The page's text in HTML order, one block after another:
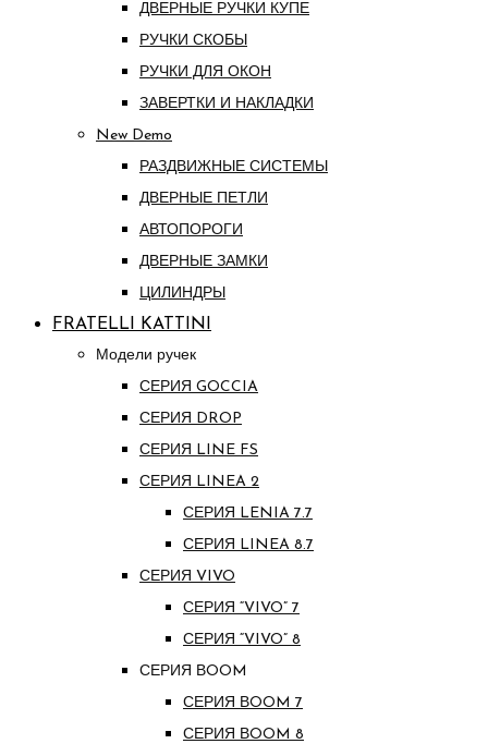
ДВЕРНЫЕ РУЧКИ КУПЕ
РУЧКИ СКОБЫ
РУЧКИ ДЛЯ ОКОН
ЗАВЕРТКИ И НАКЛАДКИ
New Demo
РАЗДВИЖНЫЕ СИСТЕМЫ
ДВЕРНЫЕ ПЕТЛИ
АВТОПОРОГИ
ДВЕРНЫЕ ЗАМКИ
ЦИЛИНДРЫ
FRATELLI KATTINI
Модели ручек
СЕРИЯ GOCCIA
СЕРИЯ DROP
СЕРИЯ LINE FS
СЕРИЯ LINEA 2
СЕРИЯ LENIA 7.7
СЕРИЯ LINEA 8.7
СЕРИЯ VIVO
СЕРИЯ “VIVO” 7
СЕРИЯ “VIVO” 8
СЕРИЯ ВOOM
СЕРИЯ ВOOM 7
СЕРИЯ ВOOM 8